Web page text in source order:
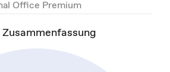
Office Premium